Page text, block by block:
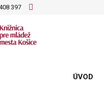
397
ÚVOD